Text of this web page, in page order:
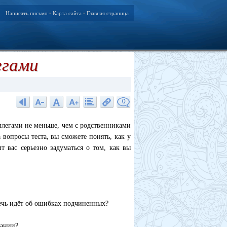
Написать письмо • Карта сайта • Главная страница
0
не меньше, чем с родственниками
теста, вы сможете понять, как у
вас серьезно задуматься о том, как вы
идёт об ошибках подчиненных?